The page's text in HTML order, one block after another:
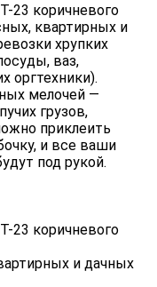
23 коричневого
квартирных и
хрупких
ваз,
оргтехники).
мелочей —
грузов,
приклеить
и все ваши
под рукой.
23 коричневого
и дачных